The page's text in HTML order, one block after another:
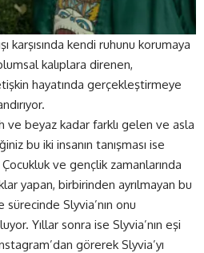
karşısında kendi ruhunu korumaya
kalıplara direnen,
hayatında gerçekleştirmeye
ve beyaz kadar farklı gelen ve asla
bu iki insanın tanışması ise
Çocukluk ve gençlik zamanlarında
yapan, birbirinden ayrılmayan bu
Slyvia’nın onu
Yıllar sonra ise Slyvia’nın eşi
görerek Slyvia’yı